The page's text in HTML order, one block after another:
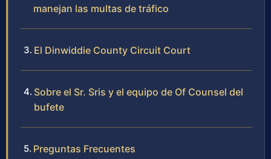
manejan las multas de tráfico
El Dinwiddie County Circuit Court
Sobre el Sr. Sris y el equipo de Of Counsel del
bufete
Preguntas Frecuentes